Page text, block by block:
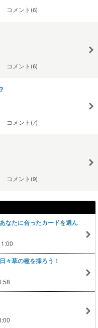
コメント(6)
コメント(6)
コメント(7)
コメント(9)
なたに合ったカードを選ん
々草の種を採ろう！